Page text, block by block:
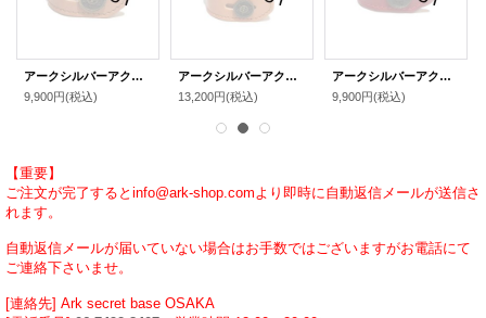
アークシルバーアクセサリーズ/リリーボタン シングルレザーブレスレット（ナチュラルブラウン）
9,900円(税込)
アークシルバーアクセサリーズ/リリーボタン ダブルレザーブレスレット（ナチュラルブラウン）
13,200円(税込)
アークシルバーアクセサリーズ/リリーボタン シングルレザーブレスレット（レッド）
9,900円(税込)
【重要】
ご注文が完了するとinfo@ark-shop.comより即時に自動返信メールが送信さ
れます。
自動返信メールが届いていない場合はお手数ではございますがお電話にて
ご連絡下さいませ。
[連絡先] Ark secret base OSAKA